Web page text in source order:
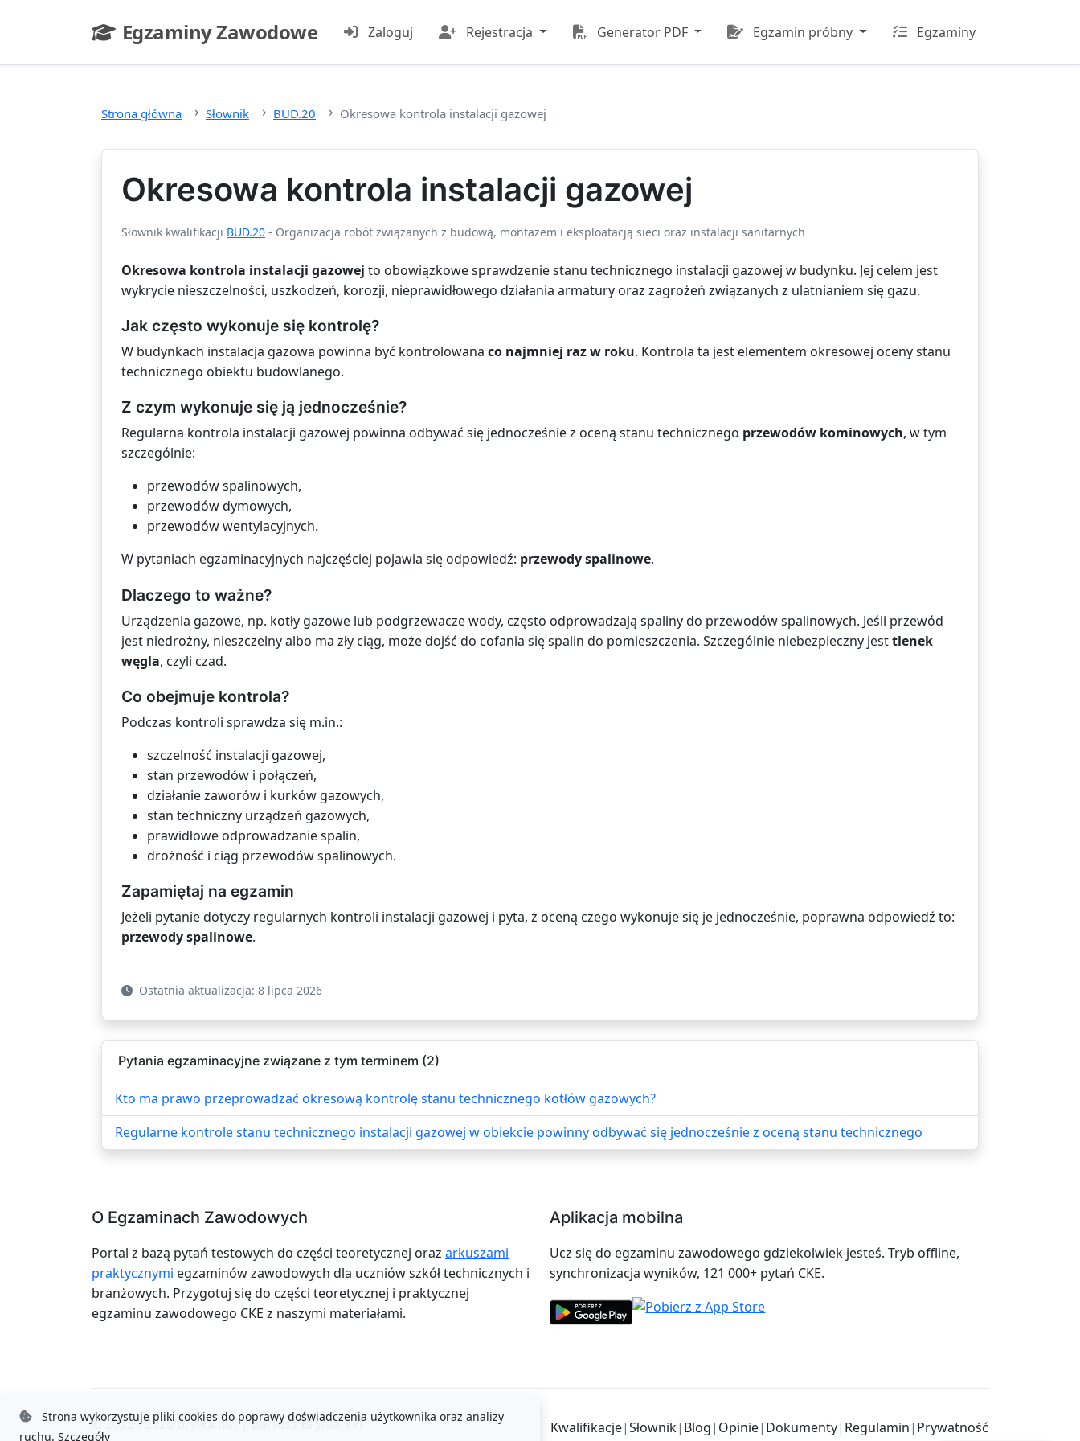
Egzaminy Zawodowe
- strona główna
Zaloguj Rejestracja Generator PDF Egzamin próbny Egzaminy
Strona główna Słownik BUD.20 Okresowa kontrola instalacji gazowej
Okresowa kontrola instalacji gazowej
Słownik kwalifikacji BUD.20 - Organizacja robót związanych z budową, montażem i eksploatacją sieci oraz instalacji sanitarnych
Okresowa kontrola instalacji gazowej to obowiązkowe sprawdzenie stanu technicznego instalacji gazowej w budynku. Jej celem jest
wykrycie nieszczelności, uszkodzeń, korozji, nieprawidłowego działania armatury oraz zagrożeń związanych z ulatnianiem się gazu.
Jak często wykonuje się kontrolę?
W budynkach instalacja gazowa powinna być kontrolowana co najmniej raz w roku. Kontrola ta jest elementem okresowej oceny stanu
technicznego obiektu budowlanego.
Z czym wykonuje się ją jednocześnie?
Regularna kontrola instalacji gazowej powinna odbywać się jednocześnie z oceną stanu technicznego przewodów kominowych, w tym
szczególnie:
przewodów spalinowych,
przewodów dymowych,
przewodów wentylacyjnych.
W pytaniach egzaminacyjnych najczęściej pojawia się odpowiedź: przewody spalinowe.
Dlaczego to ważne?
Urządzenia gazowe, np. kotły gazowe lub podgrzewacze wody, często odprowadzają spaliny do przewodów spalinowych. Jeśli przewód
jest niedrożny, nieszczelny albo ma zły ciąg, może dojść do cofania się spalin do pomieszczenia. Szczególnie niebezpieczny jesttlenek
węgla, czyli czad.
Co obejmuje kontrola?
Podczas kontroli sprawdza się m.in.:
szczelność instalacji gazowej,
stan przewodów i połączeń,
działanie zaworów i kurków gazowych,
stan techniczny urządzeń gazowych,
prawidłowe odprowadzanie spalin,
drożność i ciąg przewodów spalinowych.
Zapamiętaj na egzamin
Jeżeli pytanie dotyczy regularnych kontroli instalacji gazowej i pyta, z oceną czego wykonuje się je jednocześnie, poprawna odpowiedź to:
przewody spalinowe.
Ostatnia aktualizacja: 8 lipca 2026
Pytania egzaminacyjne związane z tym terminem (2)
Kto ma prawo przeprowadzać okresową kontrolę stanu technicznego kotłów gazowych?
Regularne kontrole stanu technicznego instalacji gazowej w obiekcie powinny odbywać się jednocześnie z oceną stanu technicznego
O Egzaminach Zawodowych
Portal z bazą pytań testowych do części teoretycznej oraz arkuszami
praktycznymi egzaminów zawodowych dla uczniów szkół technicznych i
branżowych. Przygotuj się do części teoretycznej i praktycznej
egzaminu zawodowego CKE z naszymi materiałami.
Aplikacja mobilna
Ucz się do egzaminu zawodowego gdziekolwiek jesteś. Tryb offline,
synchronizacja wyników, 121 000+ pytań CKE.
© 2025 - 2026 brylka.net |Bartosz Bryniarski Kwalifikacje|Słownik| Blog| Opinie| Dokumenty| Regulamin| Prywatność
Strona wykorzystuje pliki cookies do poprawy doświadczenia użytkownika oraz analizy
ruchu. Szczegóły